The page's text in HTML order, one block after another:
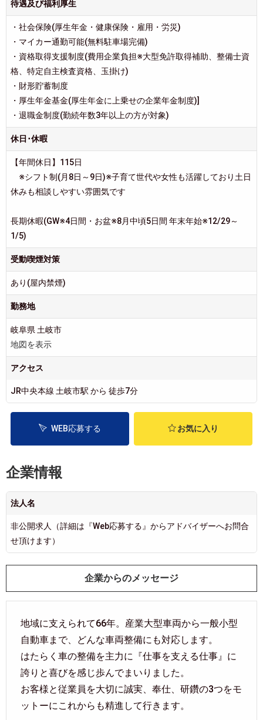
待遇及び福利厚生
・社会保険(厚生年金・健康保険・雇用・労災)
・マイカー通勤可能(無料駐車場完備)
・資格取得支援制度(費用企業負担※大型免許取得補助、整備士資
格、特定自主検査資格、玉掛け)
・財形貯蓄制度
・厚生年金基金(厚生年金に上乗せの企業年金制度)]
・退職金制度(勤続年数3年以上の方が対象)
休日･休暇
【年間休日】115日
※シフト制(月8日～9日)※子育て世代や女性も活躍しており土日
休みも相談しやすい雰囲気です
長期休暇(GW※4日間・お盆※8月中頃5日間 年末年始※12/29～
1/5)
受動喫煙対策
あり(屋内禁煙)
勤務地
岐阜県 土岐市
地図を表示
アクセス
JR中央本線 土岐市駅 から 徒歩7分
WEB応募する お気に入り
企業情報
法人名
非公開求人（詳細は『Web応募する』からアドバイザーへお問合
せ頂けます）
企業からのメッセージ
地域に支えられて66年。産業大型車両から一般小型
自動車まで、どんな車両整備にも対応します。
はたらく車の整備を主力に『仕事を支える仕事』に
誇りと喜びを感じ歩んでまいりました。
お客様と従業員を大切に誠実、奉仕、研鑽の3つをモ
ットーにこれからも精進して行きます。